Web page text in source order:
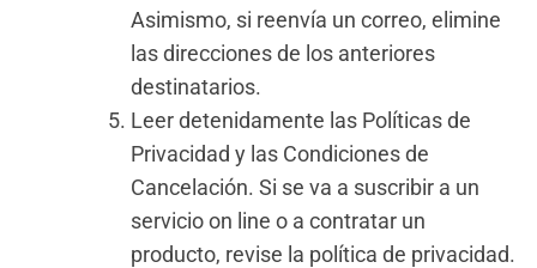
Asimismo, si reenvía un correo, elimine
las direcciones de los anteriores
destinatarios.
Leer detenidamente las Políticas de
Privacidad y las Condiciones de
Cancelación. Si se va a suscribir a un
servicio on line o a contratar un
producto, revise la política de privacidad.